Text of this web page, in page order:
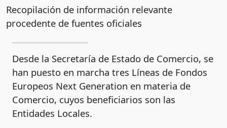
Recopilación de información relevante
procedente de fuentes oficiales
Desde la Secretaría de Estado de Comercio, se
han puesto en marcha tres Líneas de Fondos
Europeos Next Generation en materia de
Comercio, cuyos beneficiarios son las
Entidades Locales.